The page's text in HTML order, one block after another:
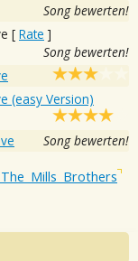
Song bewerten!
[ Rate ]
Song bewerten!
(easy Version)
Song bewerten!
Mills Brothers